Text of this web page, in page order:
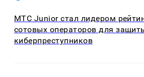
МТС Junior стал лидером
сотовых операторов для
киберпреступников